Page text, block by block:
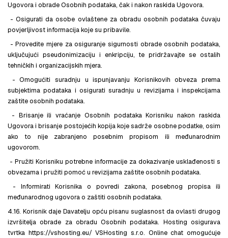
Ugovora i obrade Osobnih podataka, čak i nakon raskida Ugovora.
- Osigurati da osobe ovlaštene za obradu osobnih podataka čuvaju
povjerljivost informacija koje su pribavile.
- Provedite mjere za osiguranje sigurnosti obrade osobnih podataka,
uključujući pseudonimizaciju i enkripciju, te pridržavajte se ostalih
tehničkih i organizacijskih mjera.
- Omogućiti suradnju u ispunjavanju Korisnikovih obveza prema
subjektima podataka i osigurati suradnju u revizijama i inspekcijama
zaštite osobnih podataka.
- Brisanje ili vraćanje Osobnih podataka Korisniku nakon raskida
Ugovora i brisanje postojećih kopija koje sadrže osobne podatke, osim
ako to nije zabranjeno posebnim propisom ili međunarodnim
ugovorom.
- Pružiti Korisniku potrebne informacije za dokazivanje usklađenosti s
obvezama i pružiti pomoć u revizijama zaštite osobnih podataka.
- Informirati Korisnika o povredi zakona, posebnog propisa ili
međunarodnog ugovora o zaštiti osobnih podataka.
4.16. Korisnik daje Davatelju opću pisanu suglasnost da ovlasti drugog
izvršitelja obrade za obradu Osobnih podataka. Hosting osigurava
tvrtka https://vshosting.eu/ VSHosting s.r.o. Online chat omogućuje